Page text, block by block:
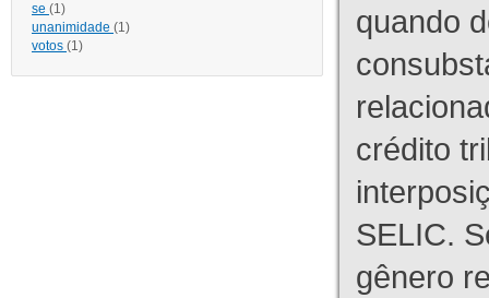
se (1)
unanimidade (1)
votos (1)
quando
crédito
SELIC.
gênero